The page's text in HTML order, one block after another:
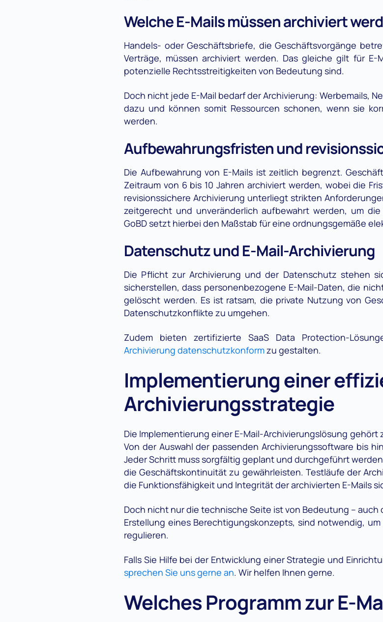
Welche E-Mails müssen archiviert
Handels- oder Geschäftsbriefe, die Geschäftsvorgänge
Verträge, müssen archiviert werden. Das gleiche gilt für
potenzielle Rechtsstreitigkeiten von Bedeutung sind.
Doch nicht jede E-Mail bedarf der Archivierung: Werbemails,
dazu und können somit Ressourcen schonen, wenn sie
werden.
Aufbewahrungsfristen und
Die Aufbewahrung von E-Mails ist zeitlich begrenzt.
Zeitraum von 6 bis 10 Jahren archiviert werden, wobei die
revisionssichere Archivierung unterliegt strikten
zeitgerecht und unveränderlich aufbewahrt werden, um
GoBD setzt hierbei den Maßstab für eine ordnungsgemäße
Datenschutz und E-Mail-Archivierung
Die Pflicht zur Archivierung und der Datenschutz stehen
sicherstellen, dass personenbezogene E-Mail-Daten, die
gelöscht werden. Es ist ratsam, die private Nutzung von
Datenschutzkonflikte zu umgehen.
Zudem bieten zertifizierte SaaS Data Protection-
Archivierung datenschutzkonformzu gestalten.
Implementierung einer
Archivierungsstrategie
Die Implementierung einer E-Mail-Archivierungslösung gehört
Von der Auswahl der passenden Archivierungssoftware bis
Jeder Schritt muss sorgfältig geplant und durchgeführt
die Geschäftskontinuität zu gewährleisten. Testläufe der
die Funktionsfähigkeit und Integrität der archivierten E-Mails
Doch nicht nur die technische Seite ist von Bedeutung –
Erstellung eines Berechtigungskonzepts, sind notwendig,
regulieren.
Falls Sie Hilfe bei der Entwicklung einer Strategie und
sprechen Sie uns gerne an. Wir helfen Ihnen gerne.
Welches Programm zur E-